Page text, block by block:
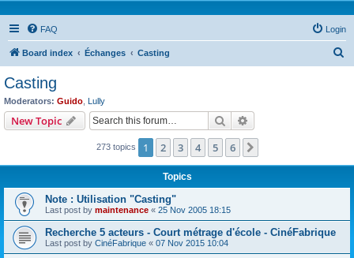
FAQ Login
Board index Échanges Casting
Casting
Moderators: Guido Lully
New Topic Search
273 topics 1 2 3 4 5 6
Topics
Note : Utilisation "Casting"
Last post by maintenance « 25 Nov 2005 18:15
Recherche 5 acteurs - Court métrage d'école - CinéFabrique
Last post by CinéFabrique « 07 Nov 2015 10:04